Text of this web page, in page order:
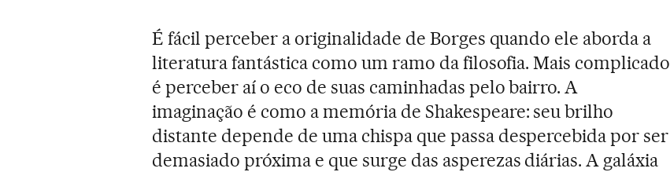
É fácil perceber a originalidade de Borges quando ele aborda a
literatura fantástica como um ramo da filosofia. Mais complicado
é perceber aí o eco de suas caminhadas pelo bairro. A
imaginação é como a memória de Shakespeare: seu brilho
distante depende de uma chispa que passa despercebida por ser
demasiado próxima e que surge das asperezas diárias. A galáxia